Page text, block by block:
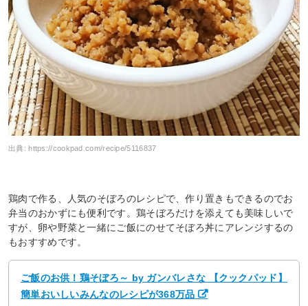
出典:https://cookpad.com/recipe/5116837
鶏肉で作る、人気のそぼろのレシピで、作り置きもできるのでお
弁当のおかずにも便利です。鶏そぼろだけを添えても美味しいで
すが、卵や野菜と一緒にご飯にのせてそぼろ丼にアレンジするの
もおすすめです。
ご飯のお供！鶏そぼろ～ by ガンバレさな 【クックパッド】
簡単おいしいみんなのレシピが368万品